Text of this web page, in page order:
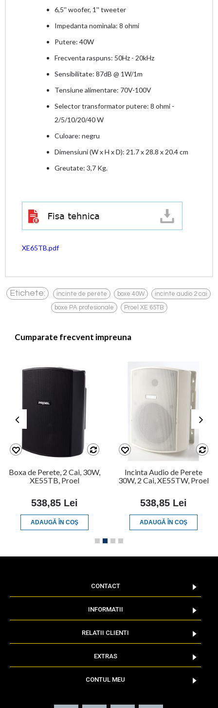
6,5'' woofer, 1'' tweeter
Impedanta nominala: 8 ohmi
Putere: 40W
Frecventa raspuns: 50Hz - 20kHz
Sensibilitate: 87dB @ 1W/1m
Tensiune alimentare: 70V-100V
Selector transformator putere: 8 ohmi -
2/5/10/20/40 W
Culoare: negru
Dimensiuni (W x H x D): 21.7 x 28.8 x 20.4 cm
Greutate: 3,7 Kg.
XE65TB.pdf
Etichete: incinte de perete , boxe 40W , incinte audio 2 cai ,
boxe PA profesionale , Proel XE 65TB
Cumparate frecvent impreuna
Boxa de Perete, 2 Cai, 30W,
XE55TB, Proel
538,85 Lei
ADAUGĂ ÎN COŞ
Incinta Audio de Perete
30W, 2 Cai, XE55TW, Proel
538,85 Lei
ADAUGĂ ÎN COŞ
CONTACT
INFORMATII
RELATII CLIENTI
EXTRAS
CONTUL MEU